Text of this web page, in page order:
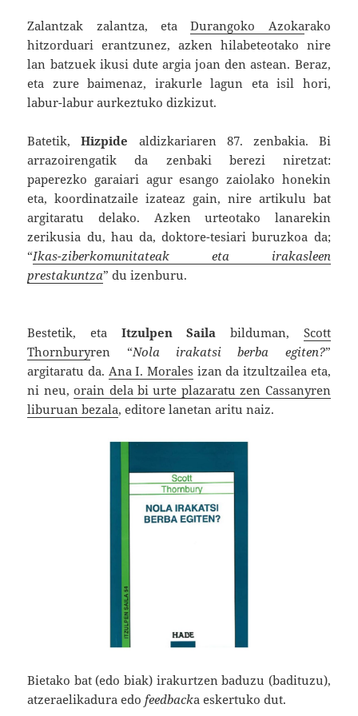
Zalantzak zalantza, etaDurangoko Azokarako
hitzorduari erantzunez, azken hilabeteotako nire
lan batzuek ikusi dute argia joan den astean. Beraz,
eta zure baimenaz, irakurle lagun eta isil hori,
labur-labur aurkeztuko dizkizut.
Batetik,Hizpide aldizkariaren 87. zenbakia. Bi
arrazoirengatik da zenbaki berezi niretzat:
paperezko garaiari agur esango zaiolako honekin
eta, koordinatzaile izateaz gain, nire artikulu bat
argitaratu delako. Azken urteotako lanarekin
zerikusia du, hau da, doktore-tesiari buruzkoa da;
“Ikas-ziberkomunitateak eta irakasleen
prestakuntza” du izenburu.
Bestetik, eta Itzulpen Saila bilduman, Scott
Thornburyren “Nola irakatsi berba egiten?”
argitaratu da. Ana I. Morales izan da itzultzailea eta,
ni neu,orain dela bi urte plazaratu zen Cassanyren
liburuan bezala, editore lanetan aritu naiz.
Bietako bat (edo biak) irakurtzen baduzu (badituzu),
atzeraelikadura edo feedbacka eskertuko dut.